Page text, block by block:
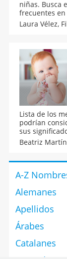
niñas. Busca
frecuentes
bebé. Te
usados y
Laura Vélez,
Lista de los
podrían
sus
nombres
significado
Beatriz
A-Z
Alemanes
Apellidos
Árabes
Catalanes